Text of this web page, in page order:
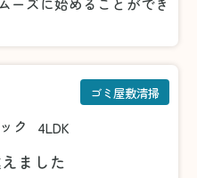
ーズに始めることができ
ク 4LDK
ゴミ屋敷清掃
ました